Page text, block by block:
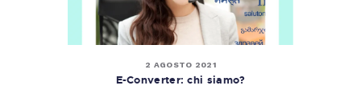
2 AGOSTO 2021
E-Converter: chi siamo?